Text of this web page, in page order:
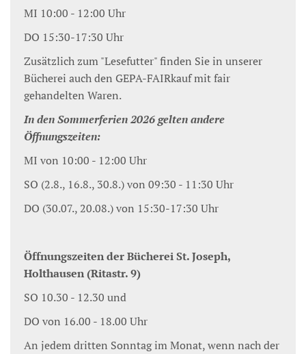
MI 10:00 - 12:00 Uhr
DO 15:30-17:30 Uhr
Zusätzlich zum "Lesefutter" finden Sie in unserer
Bücherei auch den GEPA-FAIRkauf mit fair
gehandelten Waren.
In den Sommerferien 2026 gelten andere
Öffnungszeiten:
MI von 10:00 - 12:00 Uhr
SO (2.8., 16.8., 30.8.) von 09:30 - 11:30 Uhr
DO (30.07., 20.08.) von 15:30-17:30 Uhr
Öffnungszeiten der Bücherei St. Joseph,
Holthausen (Ritastr. 9)
SO 10.30 - 12.30 und
DO von 16.00 - 18.00 Uhr
An jedem dritten Sonntag im Monat, wenn nach der